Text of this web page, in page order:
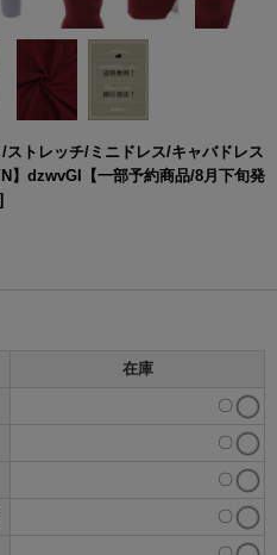
ストレッチ/ミニドレス/キャバドレス
】dzwvGI【一部予約商品/8月下旬発
]
在庫
〇
〇
〇
〇